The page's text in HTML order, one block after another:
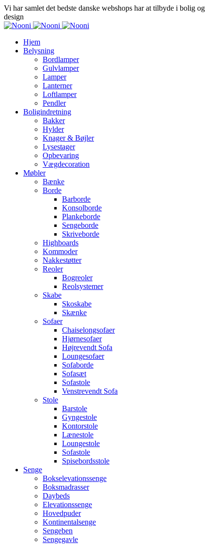
Vi har samlet det bedste danske webshops har at tilbyde i bolig og
design
Hjem
Belysning
Bordlamper
Gulvlamper
Lamper
Lanterner
Loftlamper
Pendler
Boligindretning
Bakker
Hylder
Knager & Bøjler
Lysestager
Opbevaring
Vægdecoration
Møbler
Bænke
Borde
Barborde
Konsolborde
Plankeborde
Sengeborde
Skriveborde
Highboards
Kommoder
Nakkestøtter
Reoler
Bogreoler
Reolsystemer
Skabe
Skoskabe
Skænke
Sofaer
Chaiselongsofaer
Hjørnesofaer
Højrevendt Sofa
Loungesofaer
Sofaborde
Sofasæt
Sofastole
Venstrevendt Sofa
Stole
Barstole
Gyngestole
Kontorstole
Lænestole
Loungestole
Sofastole
Spisebordsstole
Senge
Bokselevationssenge
Boksmadrasser
Daybeds
Elevationssenge
Hovedpuder
Kontinentalsenge
Sengeben
Sengegavle